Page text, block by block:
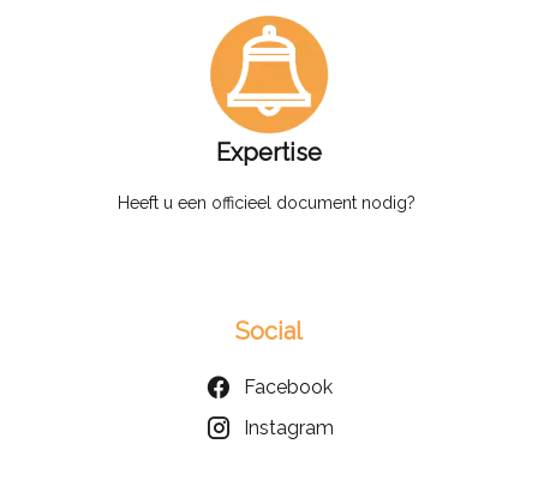
Expertise
Heeft u een officieel document nodig?
Social
Facebook
Instagram